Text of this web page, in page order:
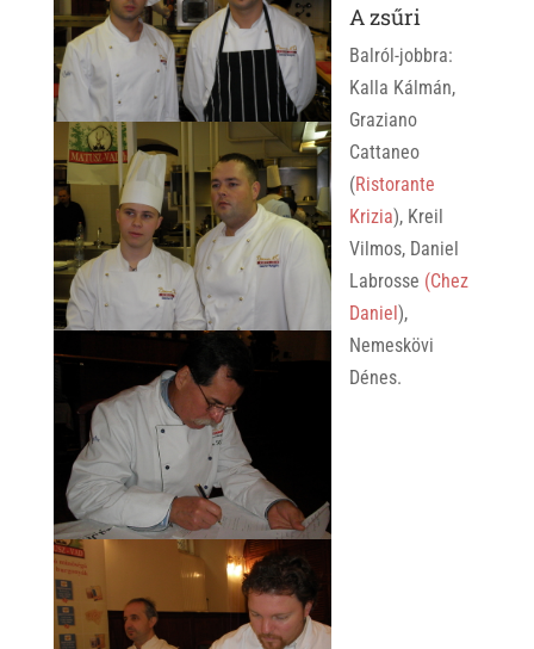
A zsűri
Balról-jobbra:
Kalla Kálmán,
Graziano
Cattaneo
(Ristorante
Krizia), Kreil
Vilmos, Daniel
Labrosse (Chez
Daniel),
Nemeskövi
Dénes.